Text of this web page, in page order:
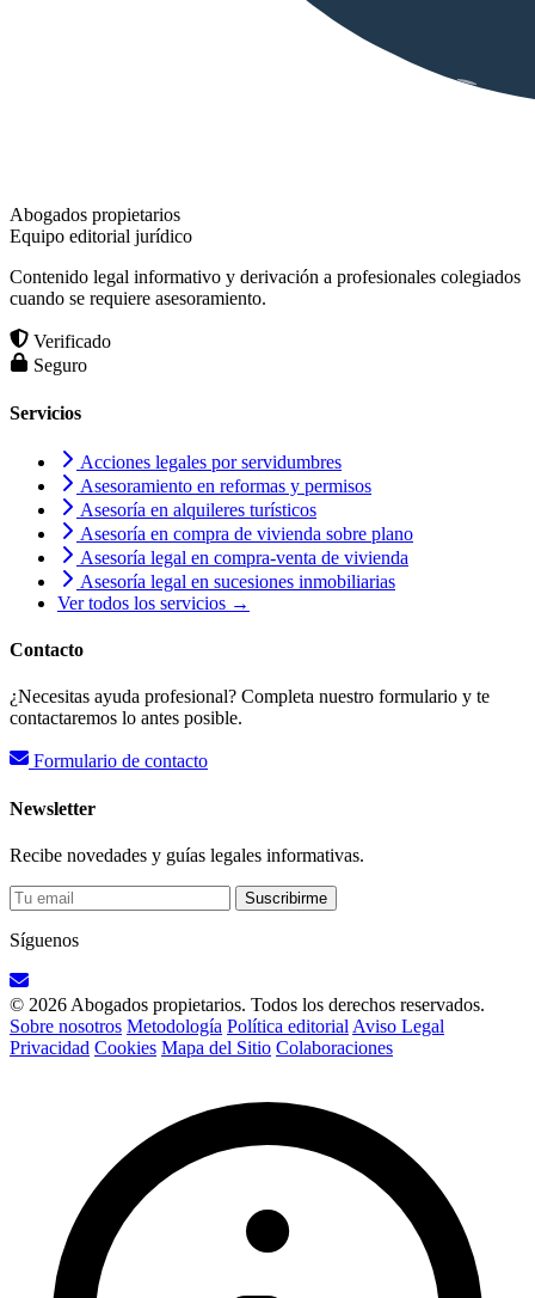
Abogados propietarios
Equipo editorial jurídico
Contenido legal informativo y derivación a profesionales colegiados
cuando se requiere asesoramiento.
Verificado
Seguro
Servicios
Acciones legales por servidumbres
Asesoramiento en reformas y permisos
Asesoría en alquileres turísticos
Asesoría en compra de vivienda sobre plano
Asesoría legal en compra-venta de vivienda
Asesoría legal en sucesiones inmobiliarias
Ver todos los servicios →
Contacto
¿Necesitas ayuda profesional? Completa nuestro formulario y te
contactaremos lo antes posible.
Formulario de contacto
Newsletter
Recibe novedades y guías legales informativas.
Suscribirme
Síguenos
© 2026 Abogados propietarios. Todos los derechos reservados.
Sobre nosotros Metodología Política editorial Aviso Legal
Privacidad Cookies Mapa del Sitio Colaboraciones